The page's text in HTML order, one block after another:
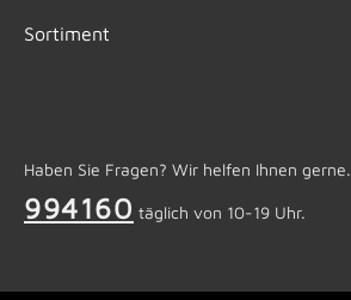
Sortiment
Haben Sie Fragen? Wir helfen Ihnen gerne.
994160 täglich von 10-19 Uhr.